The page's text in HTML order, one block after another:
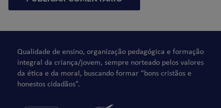
Qualidade de ensino, organização pedagógica e formação
integral da criança/jovem, sempre norteado pelos valores
da ética e da moral, buscando formar “bons cristãos e
honestos cidadãos”.